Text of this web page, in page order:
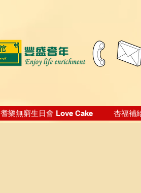
耆樂無窮生日會 Love Cake 杏福補